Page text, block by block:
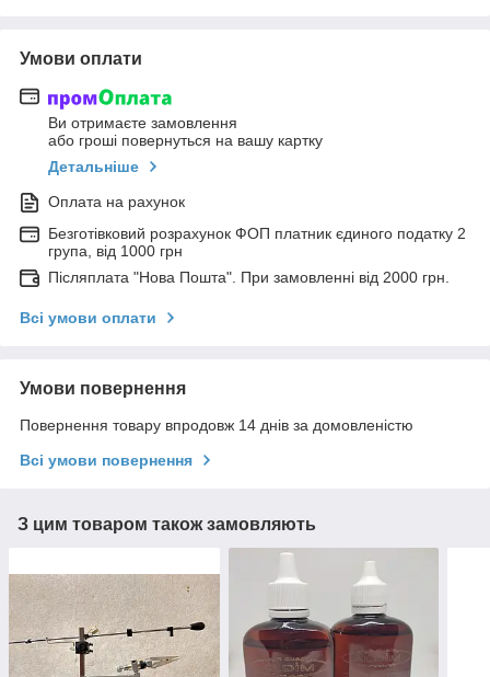
Умови оплати
Ви отримаєте замовлення
або гроші повернуться на вашу картку
Детальніше
Оплата на рахунок
Безготівковий розрахунок ФОП платник єдиного податку 2
група, від 1000 грн
Післяплата "Нова Пошта". При замовленні від 2000 грн.
Всі умови оплати
Умови повернення
Повернення товару впродовж 14 днів за домовленістю
Всі умови повернення
З цим товаром також замовляють